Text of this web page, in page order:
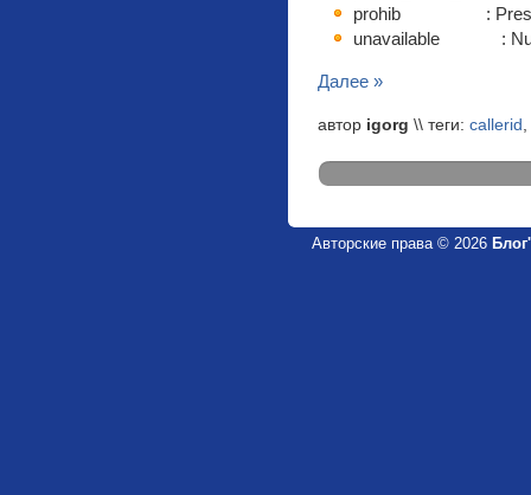
prohib :
unavailable :
Далее »
автор igorg \\ теги: callerid ,
Авторские права © 2026